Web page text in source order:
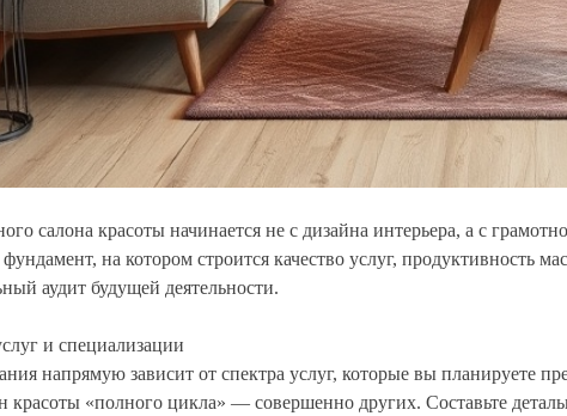
салона красоты начинается не с дизайна интерьера, а с
на котором строится качество услуг, продуктивность
аудит будущей деятельности.
и специализации
напрямую зависит от спектра услуг, которые вы планируете
красоты «полного цикла» — совершенно других. Составьте